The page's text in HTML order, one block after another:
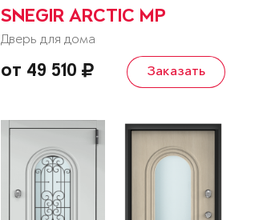
SNEGIR ARCTIC MP
Дверь для дома
от 49 510 Заказать